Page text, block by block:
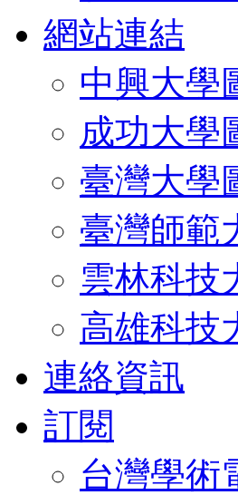
網站連結
中興大學
成功大學
臺灣大學
臺灣師範
雲林科技
高雄科技
連絡資訊
訂閱
台灣學術